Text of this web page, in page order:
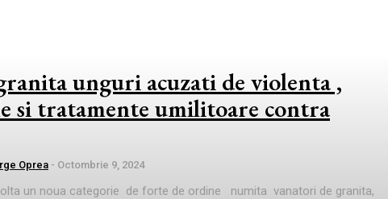
unguri acuzati de violenta ,
si tratamente umilitoare contra
Oprea - Octombrie 9, 2024
un noua categorie de forte de ordine numita vanatori de granita,